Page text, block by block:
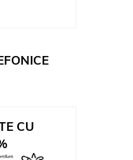
CU